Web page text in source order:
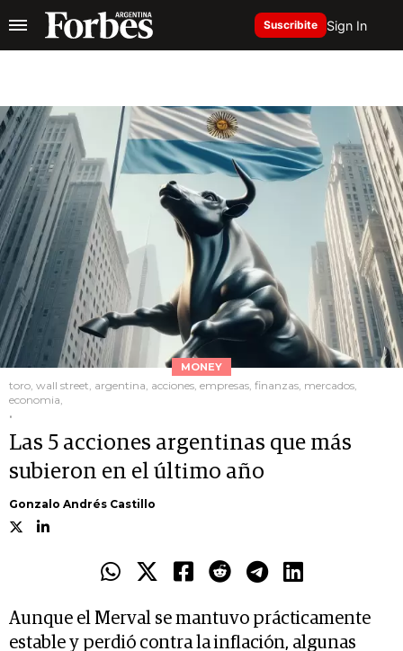
Suscribite Sign In
MONEY
toro, wall street, argentina, acciones, empresas, finanzas, mercados,
economia,
.
Las 5 acciones argentinas que más
subieron en el último año
Gonzalo Andrés Castillo
Aunque el Merval se mantuvo prácticamente
estable y perdió contra la inflación, algunas